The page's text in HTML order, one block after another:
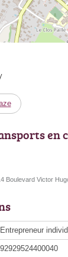
en
Boulevard Victor
Entrepreneur
92929524400040